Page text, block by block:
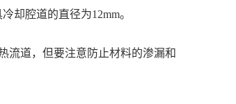
冷却腔道的直径为12mm。
流道，但要注意防止材料的渗漏和